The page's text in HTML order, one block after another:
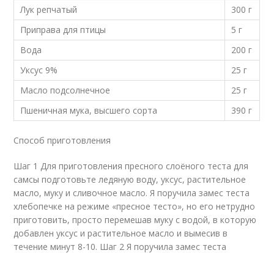
Лук репчатый
300 г
Приправа для птицы
5 г
Вода
200 г
Уксус 9%
25 г
Масло подсолнечное
25 г
Пшеничная мука, высшего сорта
390 г
Способ приготовления
Шаг 1 Для приготовления пресного слоёного теста для
самсы подготовьте ледяную воду, уксус, растительное
масло, муку и сливочное масло. Я поручила замес теста
хлебопечке на режиме «пресное тесто», но его нетрудно
приготовить, просто перемешав муку с водой, в которую
добавлен уксус и растительное масло и вымесив в
течение минут 8-10. Шаг 2 Я поручила замес теста